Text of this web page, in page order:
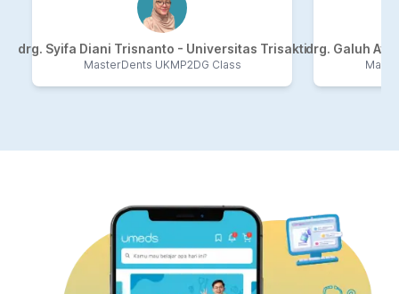
review ulang atau menghapal.
drg. Syifa Diani Trisnanto - Universitas Trisakti
MasterDents UKMP2DG Class
rapor dari
yang
drg. Galuh